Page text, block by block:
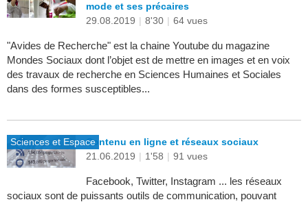
mode et ses précaires
29.08.2019 | 8'30 | 64 vues
"Avides de Recherche" est la chaine Youtube du magazine
Mondes Sociaux dont l’objet est de mettre en images et en voix
des travaux de recherche en Sciences Humaines et Sociales
dans des formes susceptibles...
Sciences et EspaceContenu en ligne et réseaux sociaux
21.06.2019 | 1'58 | 91 vues
Facebook, Twitter, Instagram ... les réseaux
sociaux sont de puissants outils de communication, pouvant